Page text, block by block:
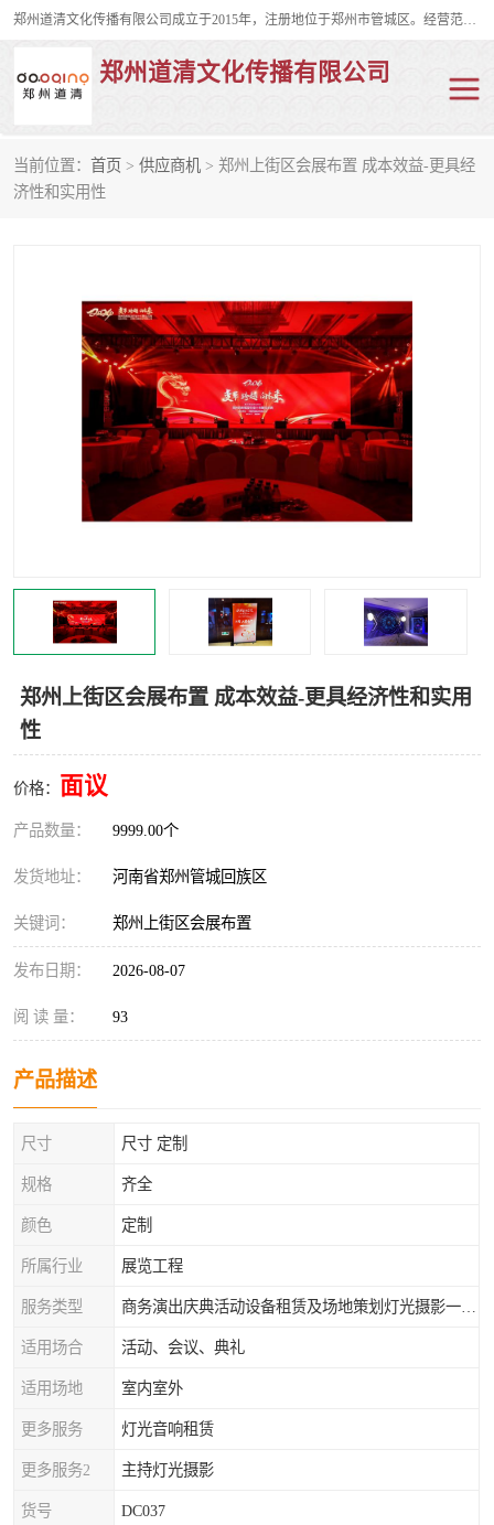
郑州道清文化传播有限公司成立于2015年，注册地位于郑州市管城区。经营范围包括会议及展览服务、庆典礼仪策划、企业形象策划、企业管理咨询、计算机图文设计、制作等。主要产品服务有：舞台桁架搭建，背景板搭建，灯光音响，雷亚舞台搭建、龙门架搭建、会议桌椅租赁、灯光音响租赁、空飘出租、气柱拱门租赁、喷绘写真制作、kt板制作。
郑州道清文化传播有限公司
当前位置： 首页 > 供应商机 > 郑州上街区会展布置 成本效益-更具经
济性和实用性
郑州上街区会展布置 成本效益-更具经济性和实用
性
价格： 面议
产品数量： 9999.00个
发货地址： 河南省郑州管城回族区
关键词： 郑州上街区会展布置
发布日期： 2026-08-07
阅 读 量： 93
产品描述
尺寸 尺寸 定制
规格 齐全
颜色 定制
所属行业 展览工程
服务类型
适用场合 活动、会议、典礼
适用场地 室内室外
更多服务 灯光音响租赁
更多服务2 主持灯光摄影
货号 DC037
舞台桁架搭建
活动策划 truss架出租
kt板制作 场地布置
背景板搭建 雷亚舞台搭建
龙门架搭建 会议桌椅租赁
灯光音响租赁 空飘出租